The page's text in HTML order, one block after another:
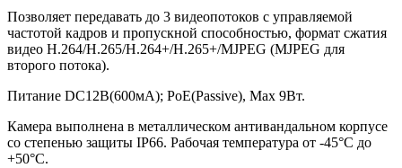
Позволяет передавать до 3 видеопотоков с управляемой
частотой кадров и пропускной способностью, формат сжатия
видео Н.264/H.265/Н.264+/H.265+/MJPEG (MJPEG для
второго потока).
Питание DC12В(600мА); РоЕ(Passive), Мах 9Вт.
Камера выполнена в металлическом антивандальном корпусе
со степенью защиты IP66. Рабочая температура от -45°С до
+50°С.